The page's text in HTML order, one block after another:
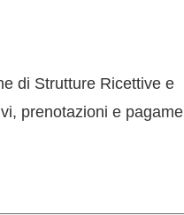
di Strutture Ricettive e
prenotazioni e